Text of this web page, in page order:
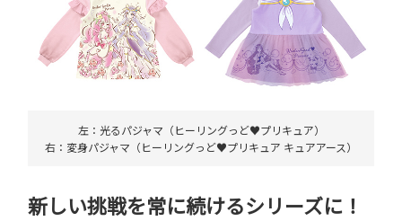
左：光るパジャマ（ヒーリングっど♥プリキュア）
右：変身パジャマ（ヒーリングっど♥プリキュア キュアアース）
新しい挑戦を常に続けるシリーズに！